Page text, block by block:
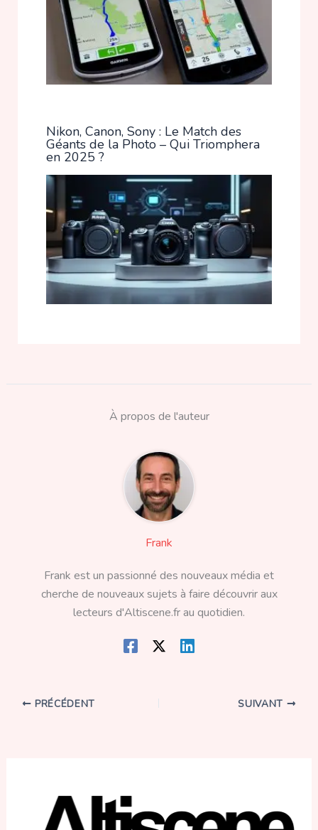
Nikon, Canon, Sony : Le Match des
Géants de la Photo – Qui Triomphera
en 2025 ?
À propos de l'auteur
Frank
Frank est un passionné des nouveaux média et
cherche de nouveaux sujets à faire découvrir aux
lecteurs d'Altiscene.fr au quotidien.
PRÉCÉDENT SUIVANT